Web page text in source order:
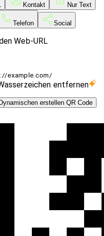
Kontakt Nur Text
Telefon Social
Web-URL
example.com/
entfernen
Dynamischen erstellen QR Code